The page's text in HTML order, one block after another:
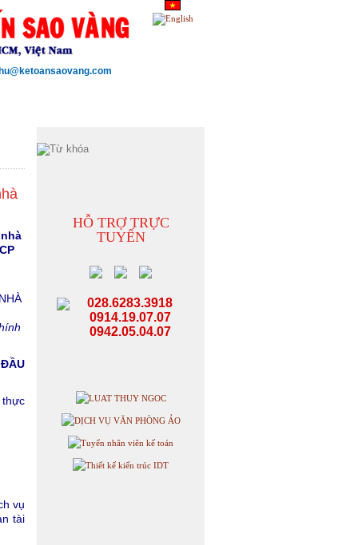
vụ
tài
HỖ TRỢ TRỰC
TUYẾN
028.6283.3918
0914.19.07.07
0942.05.04.07